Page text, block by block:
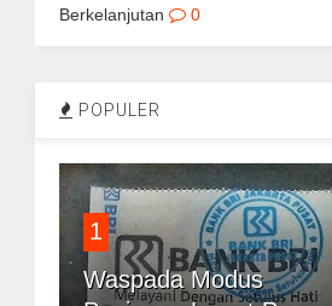
Berkelanjutan
0
POPULER
1
Waspada Modus